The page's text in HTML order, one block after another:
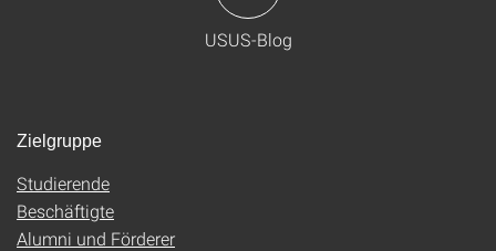
USUS-Blog
Zielgruppe
Studierende
Beschäftigte
Alumni und Förderer